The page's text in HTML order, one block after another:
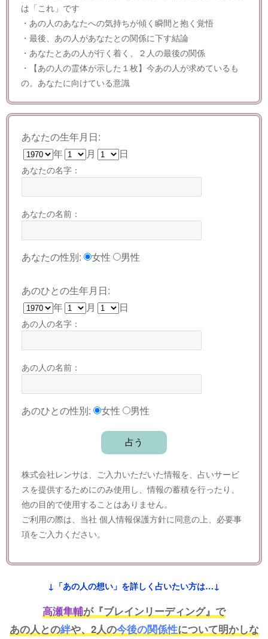
は「これ」です
・あの人のあなたへの気持ちが傾く瞬間と抱く覚悟
・最後、あの人があなたとの関係に下す結論
・あなたとあの人が行く着く、２人の最後の関係
・【あの人の霊体が示した１枚】今あの人が求めているも
の。あなたに向けている意識
あなたの生年月日:
年
月 日
あなたの名字：
あなたの名前：
あなたの性別: 女性 男性
あのひとの生年月日:
年
月 日
あの人の名字：
あの人の名前：
あのひとの性別: 女性 男性
株式会社レンサは、ご入力いただいた情報を、占いサービ
スを提供するためにのみ使用し、情報の蓄積を行ったり、
他の目的で使用することはありません。
ご利用の際は、当社個人情報保護方針に同意の上、必要事
項をご入力ください。
↓「あの人の想い」を詳しく占いたい方は…↓
高瀬隼輔が『ブレインリーディング』で
あの人との絆や、2人の今後の関係性について明かしな